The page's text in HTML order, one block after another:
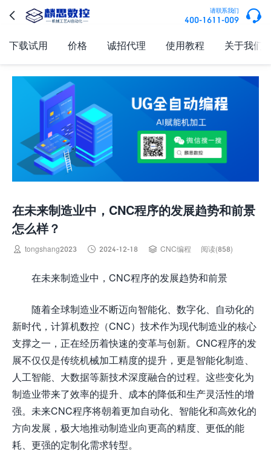
 请联系我们
400-1611-009 
下载试用 价格 诚招代理 使用教程 关于我们
在未来制造业中，CNC程序的发展趋势和前景
怎么样？
 tongshang2023  2024-12-18  CNC编程 阅读(858)
在未来制造业中，CNC程序的发展趋势和前景
随着全球制造业不断迈向智能化、数字化、自动化的
新时代，计算机数控（CNC）技术作为现代制造业的核心
支撑之一，正在经历着快速的变革与创新。CNC程序的发
展不仅仅是传统机械加工精度的提升，更是智能化制造、
人工智能、大数据等新技术深度融合的过程。这些变化为
制造业带来了效率的提升、成本的降低和生产灵活性的增
强。未来CNC程序将朝着更加自动化、智能化和高效化的
方向发展，极大地推动制造业向更高的精度、更低的能
耗、更强的定制化需求转型。